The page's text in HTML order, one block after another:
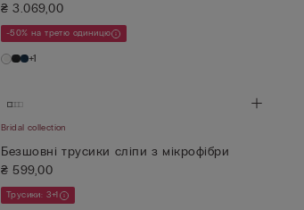
₴ 3.069,00
-50% на третю одиницю
+1
Bridal collection
Безшовні трусики сліпи з мікрофібри
₴ 599,00
Трусики: 3+1